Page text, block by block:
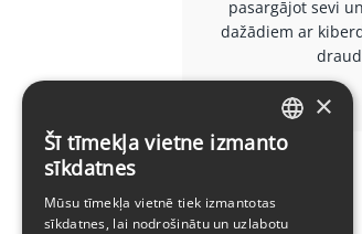
pasargājot sevi
dažādiem ar
LATVIAN
×
Šī tīmekļa vietne izmanto
sīkdatnes
Mūsu tīmekļa vietnē tiek izmantotas
sīkdatnes, lai nodrošinātu un uzlabotu